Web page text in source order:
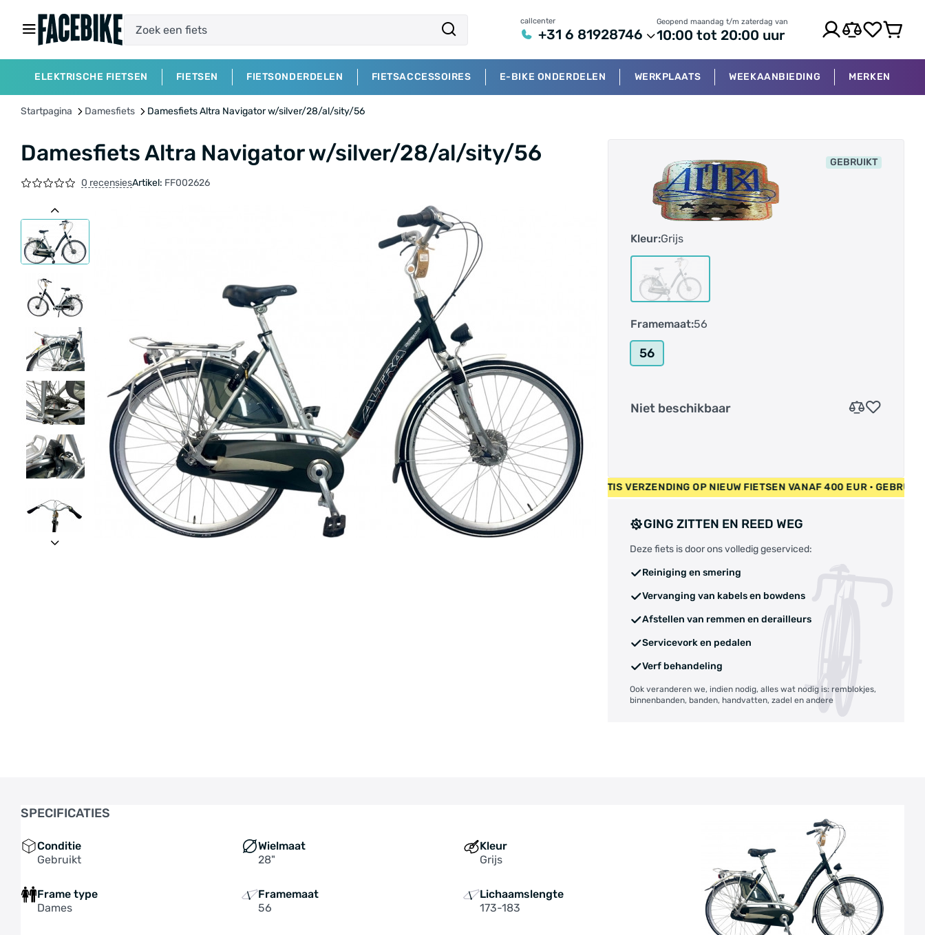
callcenter
+31 6 81928746
Geopend maandag t/m zaterdag van
10:00 tot 20:00 uur
ELEKTRISCHE FIETSEN FIETSEN FIETSONDERDELEN FIETSACCESSOIRES E-BIKE ONDERDELEN WERKPLAATS WEEKAANBIEDING MERKEN
Startpagina Damesfiets Damesfiets Altra Navigator w/silver/28/al/sity/56
Damesfiets Altra Navigator w/silver/28/al/sity/56
0 recensiesArtikel: FF002626
GEBRUIKT
Kleur:Grijs
Framemaat:56
56
Niet beschikbaar
• GRATIS VERZENDING OP NIEUW FIETSEN VANAF 400 EUR • GEBRUIKT FIETSEN 55 EUR • GRATIS VERZENDING OP NIEUW FIETSEN VANAF 400 EUR
GING ZITTEN EN REED WEG
Deze fiets is door ons volledig geserviced:
Reiniging en smering
Vervanging van kabels en bowdens
Afstellen van remmen en derailleurs
Servicevork en pedalen
Verf behandeling
Ook veranderen we, indien nodig, alles wat nodig is: remblokjes,
binnenbanden, banden, handvatten, zadel en andere
SPECIFICATIES
Conditie
Gebruikt
Wielmaat
28"
Kleur
Grijs
Frame type
Dames
Framemaat
56
Lichaamslengte
173-183